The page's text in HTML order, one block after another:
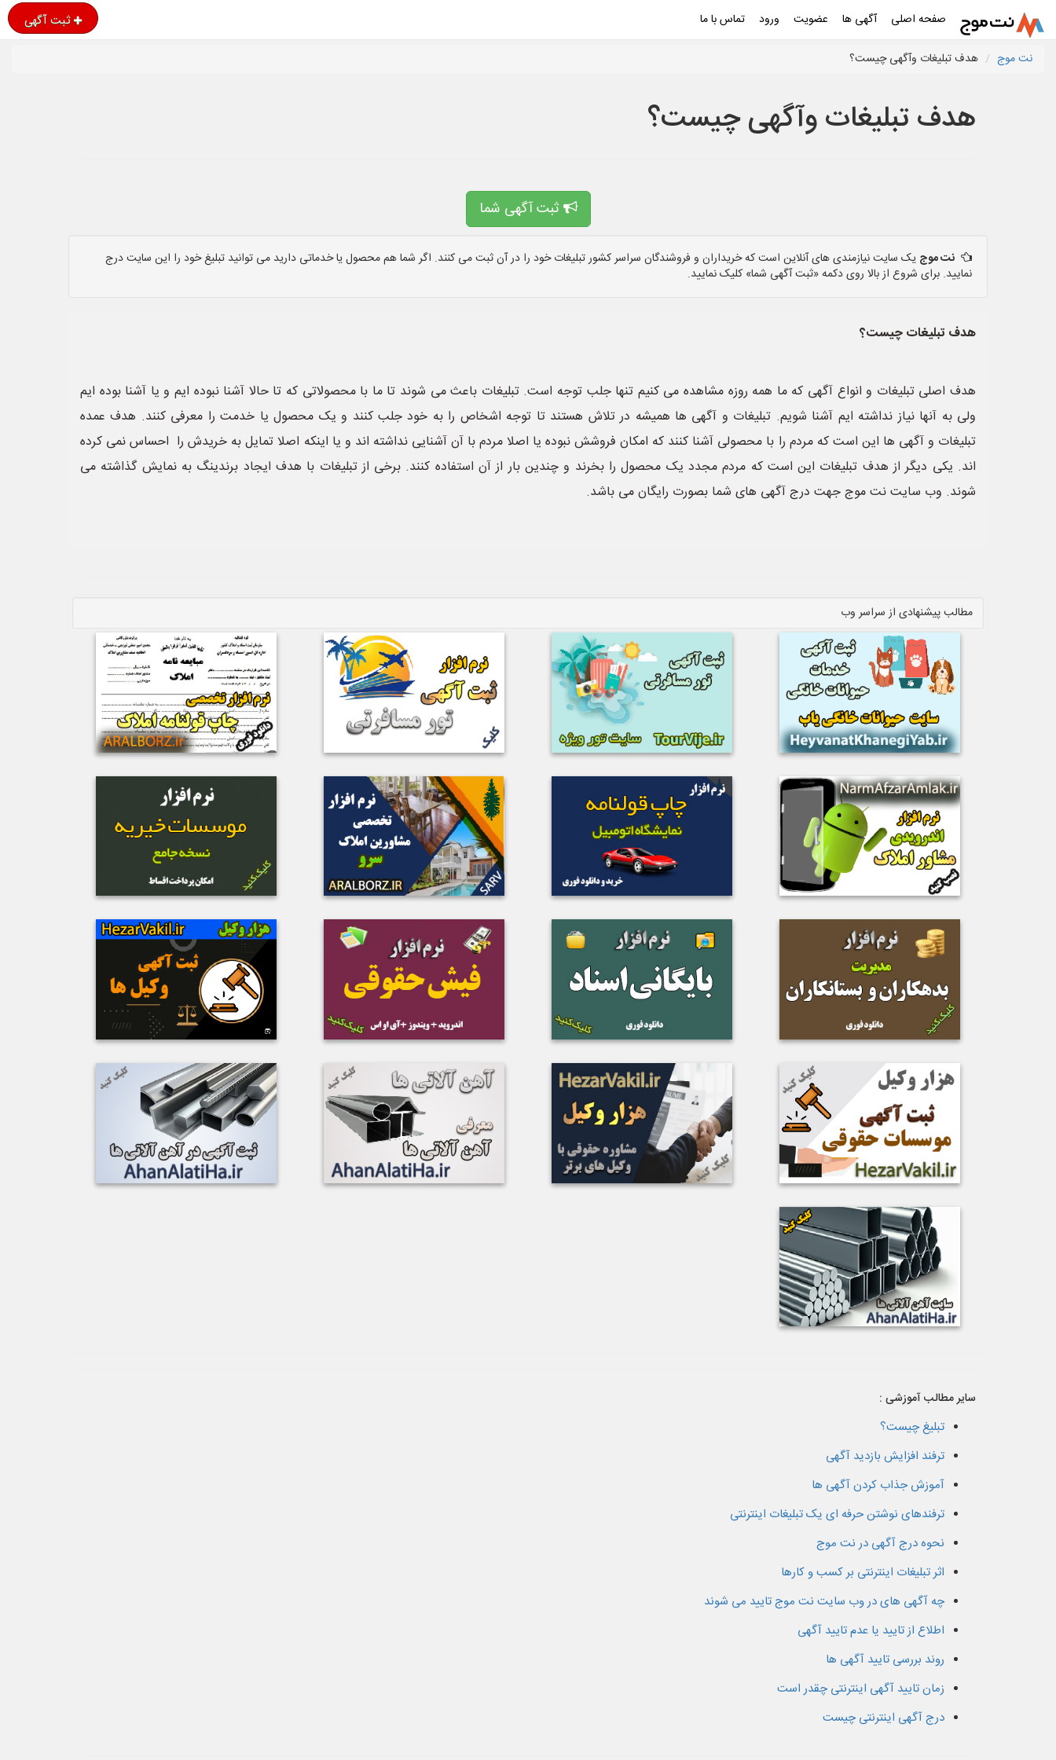
صفحه اصلی آگهی ها عضویت ورود تماس با ما ثبت آگهی
نت موج هدف تبلیغات وآگهی چیست؟
هدف تبلیغات وآگهی چیست؟
ثبت آگهی شما
نت موج یک سایت نیازمندی های آنلاین است که خریداران و فروشندگان سراسر کشور تبلیغات خود را در آن ثبت می کنند. اگر شما هم محصول یا خدماتی دارید می توانید تبلیغ خود را این سایت درج
نمایید. برای شروع از بالا روی دکمه «ثبت آگهی شما» کلیک نمایید.
هدف تبلیغات چیست؟
هدف اصلی تبلیغات و انواع آگهی که ما همه روزه مشاهده می کنیم تنها جلب توجه است. تبلیغات باعث می شوند تا ما با محصولاتی که تا حالا آشنا نبوده ایم و یا آشنا بوده ایم
ولی به آنها نیاز نداشته ایم آشنا شویم. تبلیغات و آگهی ها همیشه در تلاش هستند تا توجه اشخاص را به خود جلب کنند و یک محصول یا خدمت را معرفی کنند. هدف عمده
تبلیغات و آگهی ها این است که مردم را با محصولی آشنا کنند که امکان فروشش نبوده یا اصلا مردم با آن آشنایی نداشته اند و یا اینکه اصلا تمایل به خریدش را احساس نمی کرده
اند. یکی دیگر از هدف تبلیغات این است که مردم مجدد یک محصول را بخرند و چندین بار از آن استفاده کنند. برخی از تبلیغات با هدف ایجاد برندینگ به نمایش گذاشته می
شوند. وب سایت نت موج جهت درج آگهی های شما بصورت رایگان می باشد.
مطالب پیشنهادی از سراسر وب
سایر مطالب آموزشی :
تبلیغ چیست؟
ترفند افزایش بازدید آگهی
آموزش جذاب کردن آگهی ها
ترفندهای نوشتن حرفه ای یک تبلیغات اینترنتی
نحوه درج آگهی در نت موج
اثر تبلیغات اینترنتی بر کسب و کارها
چه آگهی های در وب سایت نت موج تایید می شوند
اطلاع از تایید یا عدم تایید آگهی
روند بررسی تایید آگهی ها
زمان تایید آگهی اینترنتی چقدر است
درج آگهی اینترنتی چیست